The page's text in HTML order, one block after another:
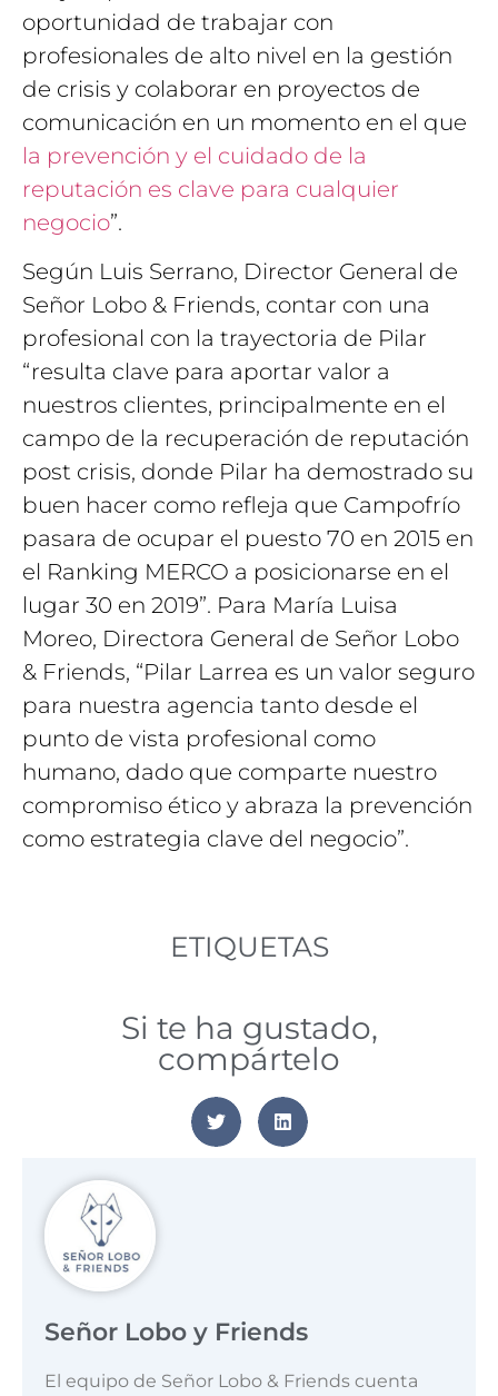
oportunidad de trabajar con
profesionales de alto nivel en la gestión
de crisis y colaborar en proyectos de
comunicación en un momento en el que
la prevención y el cuidado de la
reputación es clave para cualquier
negocio”.
Según Luis Serrano, Director General de
Señor Lobo & Friends, contar con una
profesional con la trayectoria de Pilar
“resulta clave para aportar valor a
nuestros clientes, principalmente en el
campo de la recuperación de reputación
post crisis, donde Pilar ha demostrado su
buen hacer como refleja que Campofrío
pasara de ocupar el puesto 70 en 2015 en
el Ranking MERCO a posicionarse en el
lugar 30 en 2019”. Para María Luisa
Moreo, Directora General de Señor Lobo
& Friends, “Pilar Larrea es un valor seguro
para nuestra agencia tanto desde el
punto de vista profesional como
humano, dado que comparte nuestro
compromiso ético y abraza la prevención
como estrategia clave del negocio”.
ETIQUETAS
Si te ha gustado,
compártelo
Señor Lobo y Friends
El equipo de Señor Lobo & Friends cuenta